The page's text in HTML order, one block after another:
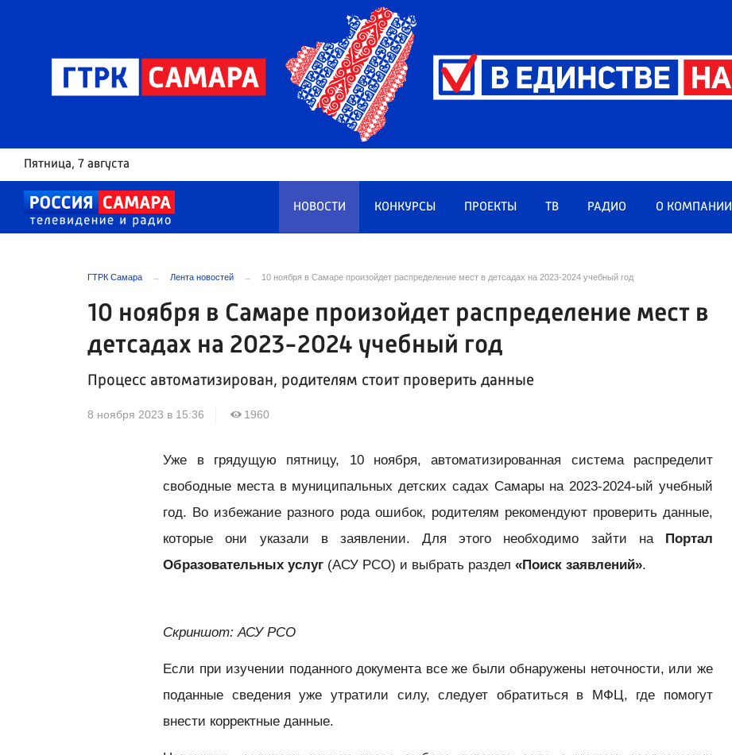
Пятница, 7 августа
НОВОСТИ КОНКУРСЫ ПРОЕКТЫ ТВ РАДИО О КОМПАНИИ
ГТРК Самара Лента новостей 10 ноября в Самаре произойдет распределение мест в детсадах на 2023-2024 учебный год
10 ноября в Самаре произойдет распределение мест в
детсадах на 2023-2024 учебный год
Процесс автоматизирован, родителям стоит проверить данные
8 ноября 2023 в 15:36 1960
Уже в грядущую пятницу, 10 ноября, автоматизированная система распределит
свободные места в муниципальных детских садах Самары на 2023-2024-ый учебный
год. Во избежание разного рода ошибок, родителям рекомендуют проверить данные,
которые они указали в заявлении. Для этого необходимо зайти на Портал
Образовательных услуг (АСУ РСО) и выбрать раздел«Поиск заявлений».
Скриншот: АСУ РСО
Если при изучении поданного документа все же были обнаружены неточности, или же
поданные сведения уже утратили силу, следует обратиться в МФЦ, где помогут
внести корректные данные.